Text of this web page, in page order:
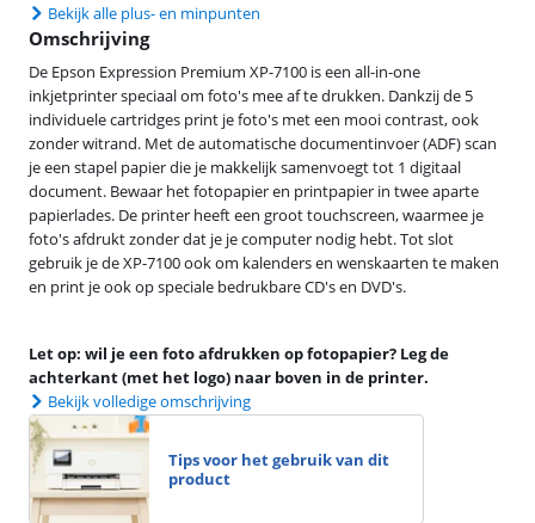
Bekijk alle plus- en minpunten
Omschrijving
De Epson Expression Premium XP-7100 is een all-in-one
inkjetprinter speciaal om foto's mee af te drukken. Dankzij de 5
individuele cartridges print je foto's met een mooi contrast, ook
zonder witrand. Met de automatische documentinvoer (ADF) scan
je een stapel papier die je makkelijk samenvoegt tot 1 digitaal
document. Bewaar het fotopapier en printpapier in twee aparte
papierlades. De printer heeft een groot touchscreen, waarmee je
foto's afdrukt zonder dat je je computer nodig hebt. Tot slot
gebruik je de XP-7100 ook om kalenders en wenskaarten te maken
en print je ook op speciale bedrukbare CD's en DVD's.
Let op: wil je een foto afdrukken op fotopapier? Leg de
achterkant (met het logo) naar boven in de printer.
Bekijk volledige omschrijving
Tips voor het gebruik van dit
product